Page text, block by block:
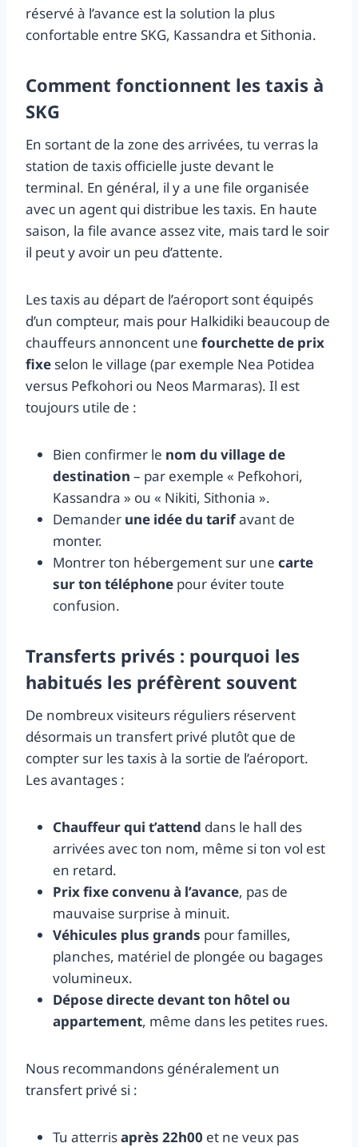
réservé à l’avance est la solution la plus
confortable entre SKG, Kassandra et Sithonia.
Comment fonctionnent les taxis à
SKG
En sortant de la zone des arrivées, tu verras la
station de taxis officielle juste devant le
terminal. En général, il y a une file organisée
avec un agent qui distribue les taxis. En haute
saison, la file avance assez vite, mais tard le soir
il peut y avoir un peu d’attente.
Les taxis au départ de l’aéroport sont équipés
d’un compteur, mais pour Halkidiki beaucoup de
chauffeurs annoncent une fourchette de prix
fixe selon le village (par exemple Nea Potidea
versus Pefkohori ou Neos Marmaras). Il est
toujours utile de :
Bien confirmer le nom du village de
destination – par exemple « Pefkohori,
Kassandra » ou « Nikiti, Sithonia ».
Demander une idée du tarifavant de
monter.
Montrer ton hébergement sur une carte
sur ton téléphone pour éviter toute
confusion.
Transferts privés : pourquoi les
habitués les préfèrent souvent
De nombreux visiteurs réguliers réservent
désormais un transfert privé plutôt que de
compter sur les taxis à la sortie de l’aéroport.
Les avantages :
Chauffeur qui t’attend dans le hall des
arrivées avec ton nom, même si ton vol est
en retard.
Prix fixe convenu à l’avance, pas de
mauvaise surprise à minuit.
Véhicules plus grands pour familles,
planches, matériel de plongée ou bagages
volumineux.
Dépose directe devant ton hôtel ou
appartement, même dans les petites rues.
Nous recommandons généralement un
transfert privé si :
Tu atterrisaprès 22h00 et ne veux pas